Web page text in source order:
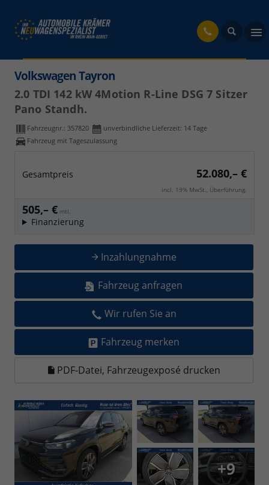
Volkswagen Tayron
2.0 TDI 142 kW 4Motion R-Line DSG 7 Sitzer
Pano Standh.
Fahrzeugnr.: 357820 unverbindliche Lieferzeit: 14 Tage
Fahrzeug mit Tageszulassung
Gesamtpreis 52.080,– €
incl. 19% MwSt., Überführung.
505,– € mtl.
Finanzierung
Inzahlungnahme
Fahrzeug anfragen
Wir rufen Sie an
Fahrzeug merken
PDF-Datei, Fahrzeugexposé drucken
+9